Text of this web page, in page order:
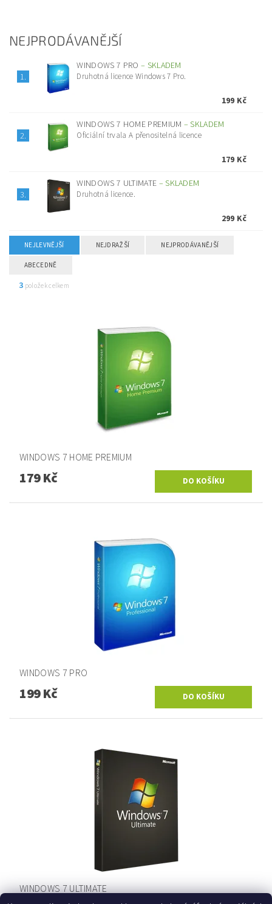
NEJPRODÁVANĚJŠÍ
1.
WINDOWS 7 PRO – SKLADEM
Druhotná licence Windows 7 Pro.
199 Kč
2.
WINDOWS 7 HOME PREMIUM –SKLADEM
Oficiální trvala A přenositelná licence
179 Kč
3.
WINDOWS 7 ULTIMATE –SKLADEM
Druhotná licence.
299 Kč
NEJLEVNĚJŠÍ NEJDRAŽŠÍ NEJPRODÁVANĚJŠÍ
ABECEDNĚ
3 položek celkem
WINDOWS 7 HOME PREMIUM
179 Kč
WINDOWS 7 PRO
199 Kč
WINDOWS 7 ULTIMATE